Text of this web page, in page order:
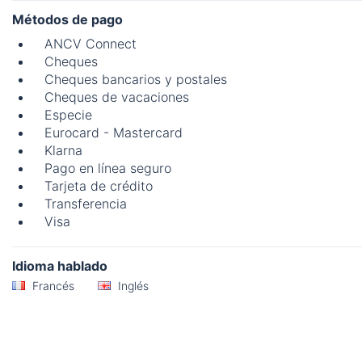
Métodos de pago
ANCV Connect
Cheques
Cheques bancarios y postales
Cheques de vacaciones
Especie
Eurocard - Mastercard
Klarna
Pago en línea seguro
Tarjeta de crédito
Transferencia
Visa
Idioma hablado
Francés Inglés